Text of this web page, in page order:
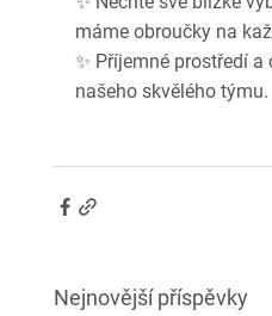
máme obroučky na
✨ Příjemné prostředí
našeho skvělého týmu.
Nejnovější příspěvky